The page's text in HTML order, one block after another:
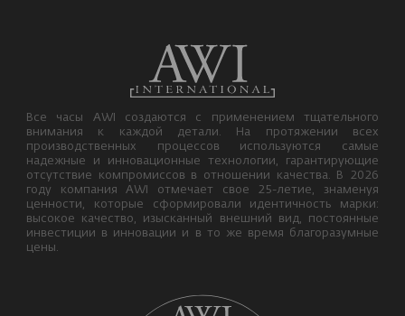
Все часы AWI создаются с применением тщательного
внимания к каждой детали. На протяжении всех
производственных процессов используются самые
надежные и инновационные технологии, гарантирующие
отсутствие компромиссов в отношении качества. В 2026
году компания AWI отмечает свое 25-летие, знаменуя
ценности, которые сформировали идентичность марки:
высокое качество, изысканный внешний вид, постоянные
инвестиции в инновации и в то же время благоразумные
цены.